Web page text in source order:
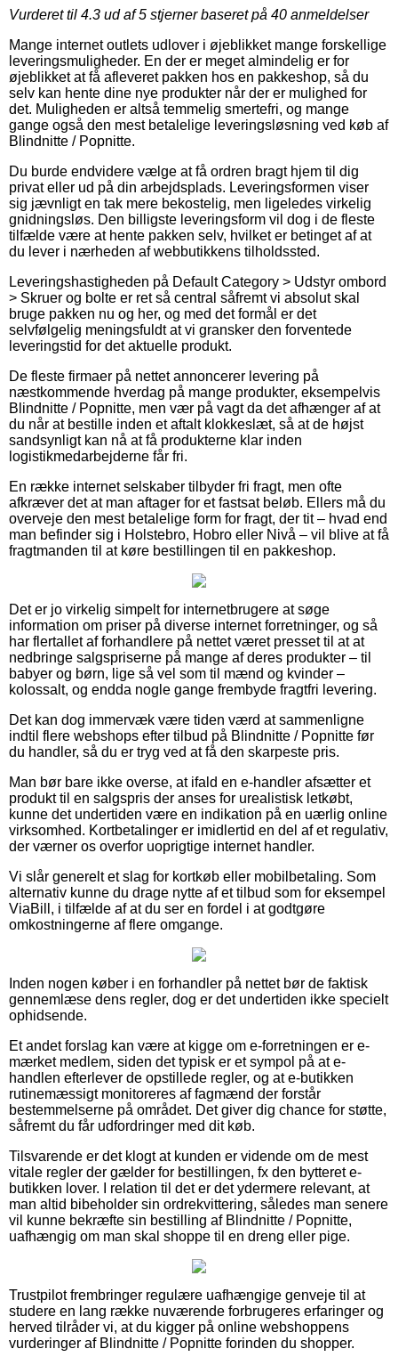
Vurderet til 4.3 ud af 5 stjerner baseret på 40 anmeldelser
Mange internet outlets udlover i øjeblikket mange forskellige
leveringsmuligheder. En der er meget almindelig er for
øjeblikket at få afleveret pakken hos en pakkeshop, så du
selv kan hente dine nye produkter når der er mulighed for
det. Muligheden er altså temmelig smertefri, og mange
gange også den mest betalelige leveringsløsning ved køb af
Blindnitte / Popnitte.
Du burde endvidere vælge at få ordren bragt hjem til dig
privat eller ud på din arbejdsplads. Leveringsformen viser
sig jævnligt en tak mere bekostelig, men ligeledes virkelig
gnidningsløs. Den billigste leveringsform vil dog i de fleste
tilfælde være at hente pakken selv, hvilket er betinget af at
du lever i nærheden af webbutikkens tilholdssted.
Leveringshastigheden på Default Category > Udstyr ombord
> Skruer og bolte er ret så central såfremt vi absolut skal
bruge pakken nu og her, og med det formål er det
selvfølgelig meningsfuldt at vi gransker den forventede
leveringstid for det aktuelle produkt.
De fleste firmaer på nettet annoncerer levering på
næstkommende hverdag på mange produkter, eksempelvis
Blindnitte / Popnitte, men vær på vagt da det afhænger af at
du når at bestille inden et aftalt klokkeslæt, så at de højst
sandsynligt kan nå at få produkterne klar inden
logistikmedarbejderne får fri.
En række internet selskaber tilbyder fri fragt, men ofte
afkræver det at man aftager for et fastsat beløb. Ellers må du
overveje den mest betalelige form for fragt, der tit – hvad end
man befinder sig i Holstebro, Hobro eller Nivå – vil blive at få
fragtmanden til at køre bestillingen til en pakkeshop.
Det er jo virkelig simpelt for internetbrugere at søge
information om priser på diverse internet forretninger, og så
har flertallet af forhandlere på nettet været presset til at at
nedbringe salgspriserne på mange af deres produkter – til
babyer og børn, lige så vel som til mænd og kvinder –
kolossalt, og endda nogle gange frembyde fragtfri levering.
Det kan dog immervæk være tiden værd at sammenligne
indtil flere webshops efter tilbud på Blindnitte / Popnitte før
du handler, så du er tryg ved at få den skarpeste pris.
Man bør bare ikke overse, at ifald en e-handler afsætter et
produkt til en salgspris der anses for urealistisk letkøbt,
kunne det undertiden være en indikation på en uærlig online
virksomhed. Kortbetalinger er imidlertid en del af et regulativ,
der værner os overfor uoprigtige internet handler.
Vi slår generelt et slag for kortkøb eller mobilbetaling. Som
alternativ kunne du drage nytte af et tilbud som for eksempel
ViaBill, i tilfælde af at du ser en fordel i at godtgøre
omkostningerne af flere omgange.
Inden nogen køber i en forhandler på nettet bør de faktisk
gennemlæse dens regler, dog er det undertiden ikke specielt
ophidsende.
Et andet forslag kan være at kigge om e-forretningen er e-
mærket medlem, siden det typisk er et sympol på at e-
handlen efterlever de opstillede regler, og at e-butikken
rutinemæssigt monitoreres af fagmænd der forstår
bestemmelserne på området. Det giver dig chance for støtte,
såfremt du får udfordringer med dit køb.
Tilsvarende er det klogt at kunden er vidende om de mest
vitale regler der gælder for bestillingen, fx den bytteret e-
butikken lover. I relation til det er det ydermere relevant, at
man altid bibeholder sin ordrekvittering, således man senere
vil kunne bekræfte sin bestilling af Blindnitte / Popnitte,
uafhængig om man skal shoppe til en dreng eller pige.
Trustpilot frembringer regulære uafhængige genveje til at
studere en lang række nuværende forbrugeres erfaringer og
herved tilråder vi, at du kigger på online webshoppens
vurderinger af Blindnitte / Popnitte forinden du shopper.